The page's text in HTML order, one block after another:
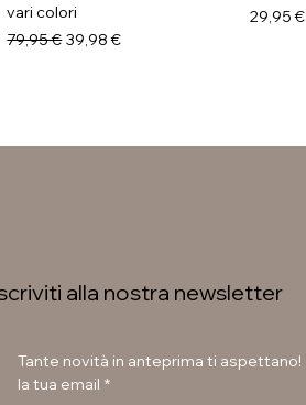
vari colori
Prezzo regolare
79,95 € Prezzo scontato
39,98 €
Prezzo
29,95 €
alla nostra newsletter
Tante novità in anteprima ti aspettano!
la tua email *